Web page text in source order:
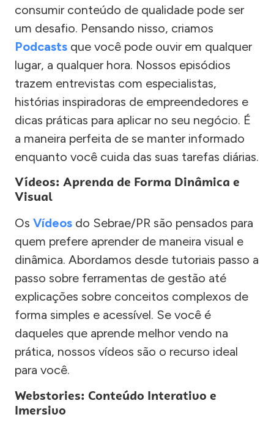
consumir conteúdo de qualidade pode ser
um desafio. Pensando nisso, criamos
Podcasts que você pode ouvir em qualquer
lugar, a qualquer hora. Nossos episódios
trazem entrevistas com especialistas,
histórias inspiradoras de empreendedores e
dicas práticas para aplicar no seu negócio. É
a maneira perfeita de se manter informado
enquanto você cuida das suas tarefas diárias.
Vídeos: Aprenda de Forma Dinâmica e
Visual
Os Vídeos do Sebrae/PR são pensados para
quem prefere aprender de maneira visual e
dinâmica. Abordamos desde tutoriais passo a
passo sobre ferramentas de gestão até
explicações sobre conceitos complexos de
forma simples e acessível. Se você é
daqueles que aprende melhor vendo na
prática, nossos vídeos são o recurso ideal
para você.
Webstories: Conteúdo Interativo e
Imersivo